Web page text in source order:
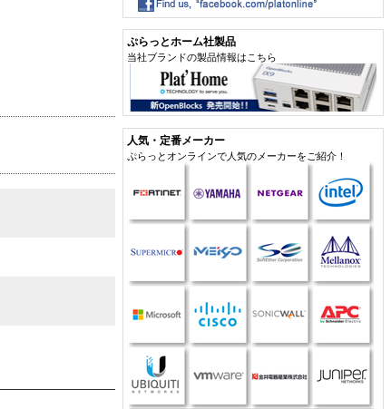
ぷらっとホーム社製品
当社ブランドの製品情報はこちら
人気・定番メーカー
ぷらっとオンラインで人気のメーカーをご紹介！